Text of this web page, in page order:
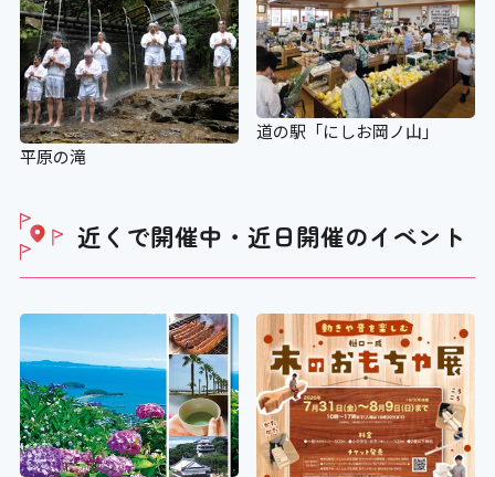
平原の滝
道の駅「にしお岡ノ山」
近くで開催中・近日開催のイベント